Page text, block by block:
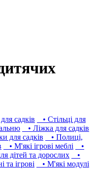
садків
• Стільці для
• Ліжка для садків
для садків
• Полиці,
• М'які ігрові меблі
•
дітей та дорослих
•
ігрові
• М'які модулі